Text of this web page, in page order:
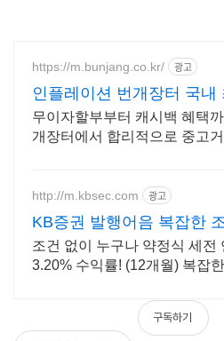
https://m.bunjang.co.kr/ 광고
인플레이션 번개장터 국내
브랜드 중고거래
무이자할부부터 캐시백 혜택
개장터에서 합리적으로 중고
상품 업로드
http://m.kbsec.com 광고
KB증권 발행어음 복잡한
이 누구나
조건 없이 누구나 약정식 세전
3.20% 수익률! (12개월) 복잡
구독하기